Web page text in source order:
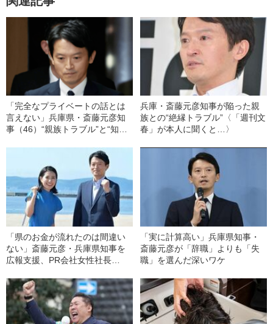
「完全なプライベートの話とは
言えない」兵庫県・斎藤元彦知
事（46）“親族トラブル”と“知事
兵庫・斎藤元彦知事が陥った親
族との“絶縁トラブル”〈「週刊文
春」が本人に聞くと…〉
「県のお金が流れたのは間違い
ない」斎藤元彦・兵庫県知事を
広報支援、PR会社女性社長
ら“1800万円超”を受注した
「SNSのプロ」
「実に計算高い」兵庫県知事・
斎藤元彦が「辞職」よりも「失
職」を選んだ深いワケ